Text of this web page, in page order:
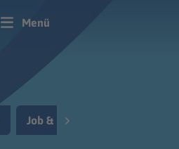
Menü
Job & Berufsleben